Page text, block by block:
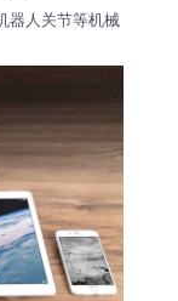
器人关节等机械